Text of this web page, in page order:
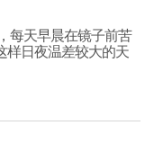
每天早晨在镜子前苦
样日夜温差较大的天